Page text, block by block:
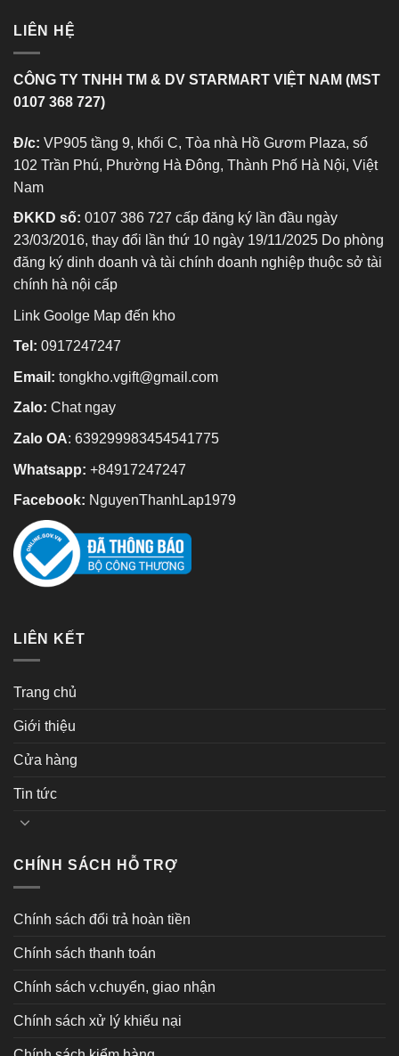
LIÊN HỆ
CÔNG TY TNHH TM & DV STARMART VIỆT NAM (MST
0107 368 727)
Đ/c: VP905 tầng 9, khối C, Tòa nhà Hồ Gươm Plaza, số
102 Trần Phú, Phường Hà Đông, Thành Phố Hà Nội, Việt
Nam
ĐKKD số: 0107 386 727 cấp đăng ký lần đầu ngày
23/03/2016, thay đổi lần thứ 10 ngày 19/11/2025 Do phòng
đăng ký dinh doanh và tài chính doanh nghiệp thuộc sở tài
chính hà nội cấp
Link Goolge Map đến kho
Tel: 0917247247
Email: tongkho.vgift@gmail.com
Zalo: Chat ngay
Zalo OA: 639299983454541775
Whatsapp: +84917247247
Facebook: NguyenThanhLap1979
LIÊN KẾT
Trang chủ
Giới thiệu
Cửa hàng
Tin tức
CHÍNH SÁCH HỖ TRỢ
Chính sách đổi trả hoàn tiền
Chính sách thanh toán
Chính sách v.chuyển, giao nhận
Chính sách xử lý khiếu nại